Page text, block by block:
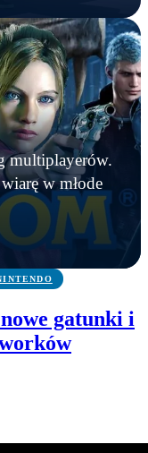
multiplayerów.
w młode
„Vice City”.
oficjalnie
multiplayerów.
w młode
gatunki i